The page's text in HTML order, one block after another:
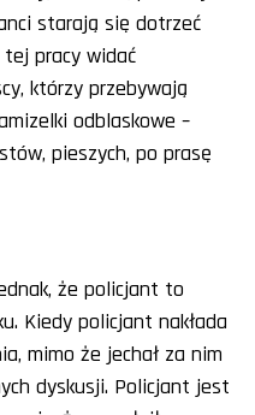
starają się dotrzeć
pracy widać
którzy przebywają
odblaskowe –
pieszych, po prasę
że policjant to
Kiedy policjant nakłada
mimo że jechał za nim
dyskusji. Policjant jest